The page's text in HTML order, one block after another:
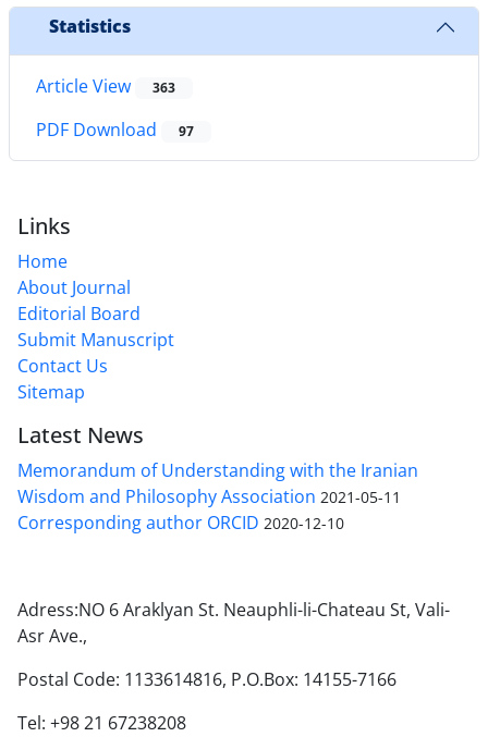
Statistics
Article View 363
PDF Download 97
Links
Home
About Journal
Editorial Board
Submit Manuscript
Contact Us
Sitemap
Latest News
Memorandum of Understanding with the Iranian
Wisdom and Philosophy Association 2021-05-11
Corresponding author ORCID 2020-12-10
Adress:NO 6 Araklyan St. Neauphli-li-Chateau St, Vali-
Asr Ave.,
Postal Code: 1133614816, P.O.Box: 14155-7166
Tel: +98 21 67238208